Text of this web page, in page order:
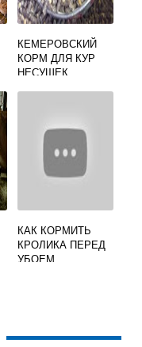
КЕМЕРОВСКИЙ
КОРМ ДЛЯ КУР
НЕСУШЕК
КАК КОРМИТЬ
КРОЛИКА ПЕРЕД
УБОЕМ